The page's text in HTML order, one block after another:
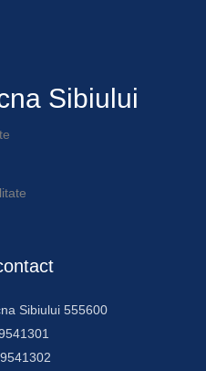
Sibiului
Sibiului 555600